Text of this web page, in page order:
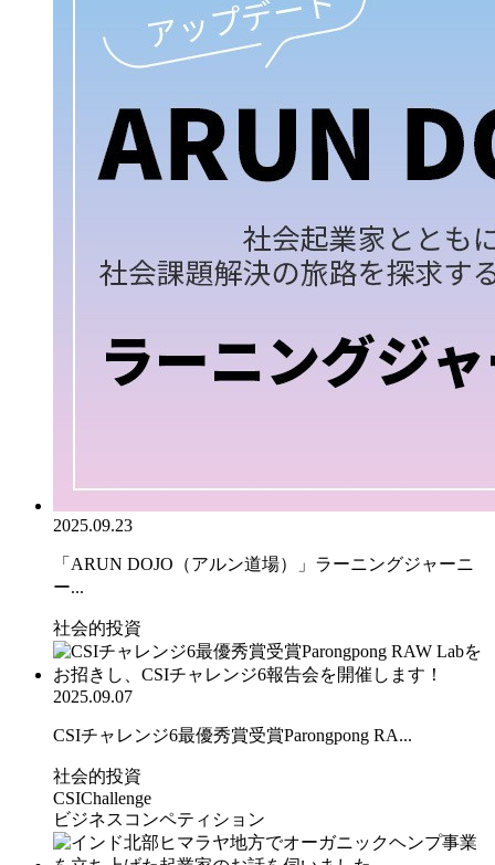
2025.09.23
「ARUN DOJO（アルン道場）」ラーニングジャーニ
ー...
社会的投資
2025.09.07
CSIチャレンジ6最優秀賞受賞Parongpong RA...
社会的投資
CSIChallenge
ビジネスコンペティション